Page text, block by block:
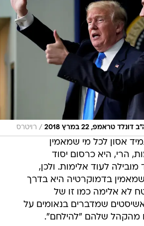
טראמפ, 22 במרץ 2018 / רויטרס
אסון לכל מי שמאמין
הרי, היא כרסום יסוד
לעוד אלימות. ולכן,
בדמוקרטיה היא בדרך
לא אלימה כמו זו של
שמדברים בנאומים על
מהקהל שלהם "להילחם".